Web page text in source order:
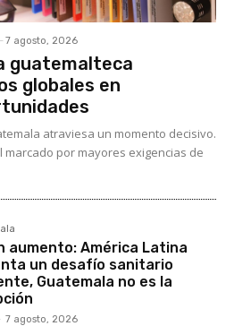
- 7 agosto, 2026
guatemalteca
globales en
atraviesa un momento decisivo.
por mayores exigencias de
aumento: América Latina
un desafío sanitario
Guatemala no es la
7 agosto, 2026